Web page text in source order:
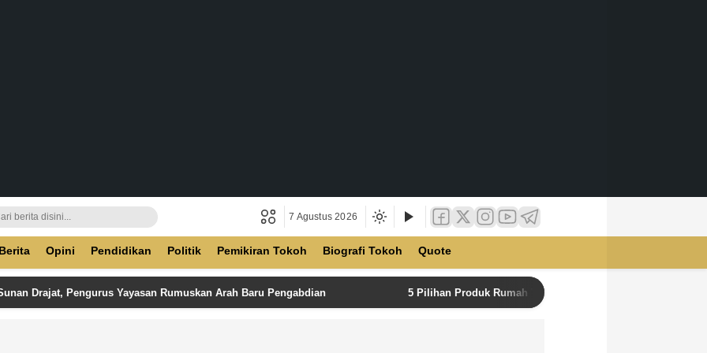
7 Agustus 2026
Berita Opini Pendidikan Politik Pemikiran Tokoh Biografi Tokoh Quote
Drajat, Pengurus Yayasan Rumuskan Arah Baru Pengabdian 5 Pilihan Produk Rumah Tangga Terbaik di Unilever Store